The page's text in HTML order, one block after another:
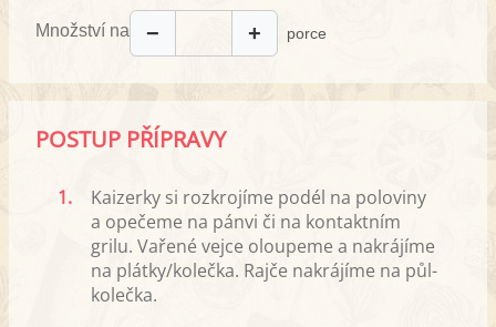
Množství na − + porce
POSTUP PŘÍPRAVY
1.
Kaizerky si rozkrojíme podél na poloviny
a opečeme na pánvi či na kontaktním
grilu. Vařené vejce oloupeme a nakrájíme
na plátky/kolečka. Rajče nakrájíme na půl-
kolečka.